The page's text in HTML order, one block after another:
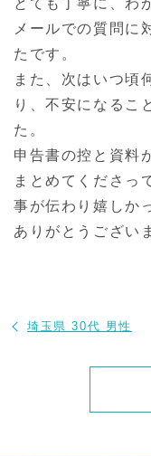
とても丁寧に、わ
メールでの質問に
たです。
また、次はいつ頃
り、不安になるこ
た。
申告書の控と資料
まとめてくださっ
事が伝わり嬉しか
ありがとうござい
埼玉県 30代 男性